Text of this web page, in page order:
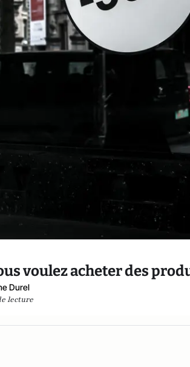
voulez acheter des
Durel
lecture